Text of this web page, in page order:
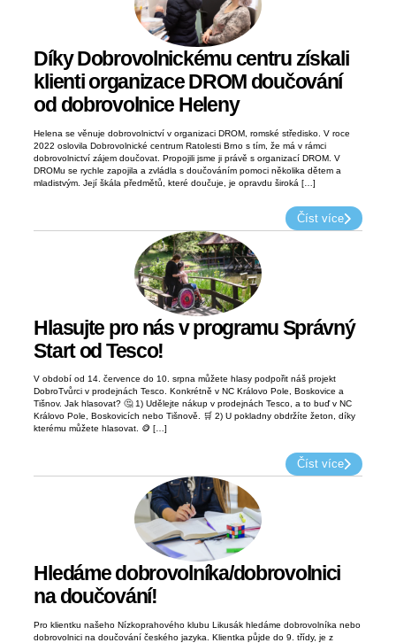
Díky Dobrovolnickému centru získali
klienti organizace DROM doučování
od dobrovolnice Heleny
Helena se věnuje dobrovolnictví v organizaci DROM, romské středisko. V roce
2022 oslovila Dobrovolnické centrum Ratolesti Brno s tím, že má v rámci
dobrovolnictví zájem doučovat. Propojili jsme ji právě s organizací DROM. V
DROMu se rychle zapojila a zvládla s doučováním pomoci několika dětem a
mladistvým. Její škála předmětů, které doučuje, je opravdu široká […]
Číst více
Hlasujte pro nás v programu Správný
Start od Tesco!
V období od 14. července do 10. srpna můžete hlasy podpořit náš projekt
DobroTvůrci v prodejnách Tesco. Konkrétně v NC Královo Pole, Boskovice a
Tišnov. Jak hlasovat? 🤔 1) Udělejte nákup v prodejnách Tesco, a to buď v NC
Královo Pole, Boskovicích nebo Tišnově. 🛒 2) U pokladny obdržíte žeton, díky
kterému můžete hlasovat. 🪙 […]
Číst více
Hledáme dobrovolníka/dobrovolnici
na doučování!
Pro klientku našeho Nízkoprahového klubu Likusák hledáme dobrovolníka nebo
dobrovolnici na doučování českého jazyka. Klientka půjde do 9. třídy, je z